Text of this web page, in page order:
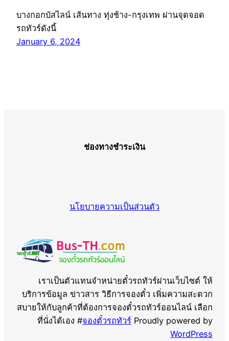
บางกอกบัสไลน์ เส้นทาง ทุ่งช้าง-กรุงเทพ ผ่านจุดจอด
รถทัวร์ดังนี้
January 6, 2024
ช่องทางชำระเงิน
นโยบายความเป็นส่วนตัว
เราเป็นตัวแทนจำหน่ายตั๋วรถทัวร์ผ่านเว็บไซต์ ให้
บริการข้อมูล ข่าวสาร วิธีการจองตั๋ว เพิ่มความสะดวก
สบายให้กับลูกค้าที่ต้องการจองตั๋วรถทัวร์ออนไลน์ เลือก
ที่นั่งได้เอง #จองตั๋วรถทัวร์ Proudly powered by
WordPress